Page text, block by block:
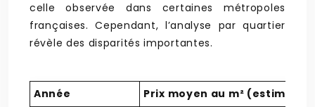
celle observée dans certaines métropoles
françaises. Cependant, l’analyse par quartier
révèle des disparités importantes.
Année Prix moyen au m²